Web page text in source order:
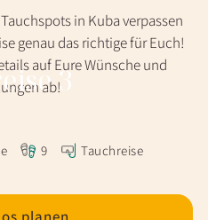
in Kuba verpassen
genau das richtige für Euch!
auf Eure Wünsche und
ab!3
9 Tauchreise